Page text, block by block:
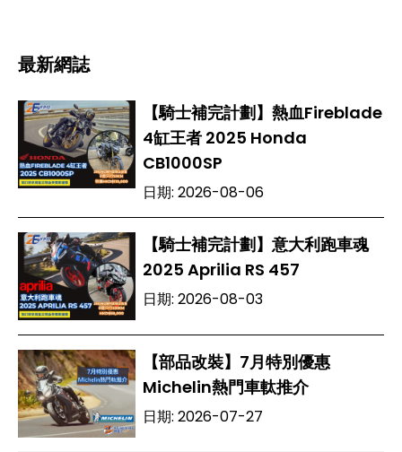
最新網誌
【騎士補完計劃】熱血Fireblade
4缸王者 2025 Honda
CB1000SP
日期: 2026-08-06
【騎士補完計劃】意大利跑車魂
2025 Aprilia RS 457
日期: 2026-08-03
【部品改裝】7月特別優惠
Michelin熱門車軚推介
日期: 2026-07-27